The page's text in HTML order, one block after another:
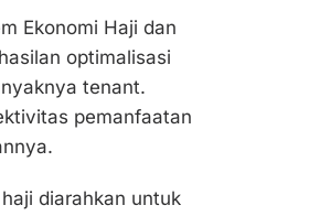
Ekonomi Haji dan
optimalisasi
tenant.
pemanfaatan
diarahkan untuk